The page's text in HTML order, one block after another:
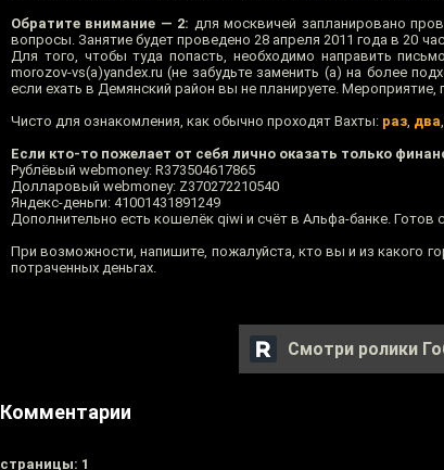
Обратите внимание — 2: для москвичей запланировано
вопросы. Занятие будет проведено 28 апреля 2011 года в 20
Для того, чтобы туда попасть, необходимо направить
morozov-vs(а)yandex.ru (не забудьте заменить (а) на более
если ехать в Демянский район вы не планируете. Мероприятие,
Чисто для ознакомления, как обычно проходят Вахты: раз, два,
Если кто-то пожелает от себя лично оказать только
Рублёвый webmoney: R373504617865
Долларовый webmoney: Z370272210540
Яндекс-деньги: 41001431891249
Дополнительно есть кошелёк qiwi и счёт в Альфа-банке. Готов
При возможности, напишите, пожалуйста, кто вы и из какого
потраченных деньгах.
Смотри ролики
Комментарии
cтраницы: 1